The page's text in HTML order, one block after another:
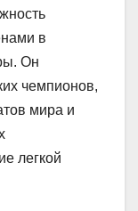
в
Он
чемпионов,
мира и
легкой